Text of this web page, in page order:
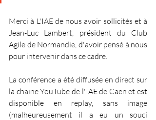
Merci à L'IAE de nous avoir sollicités et à
Jean-Luc Lambert, président du Club
Agile de Normandie, d'avoir pensé à nous
pour intervenir dans ce cadre.
La conférence a été diffusée en direct sur
la chaine YouTube de l'IAE de Caen et est
disponible en replay, sans image
(malheureusement il a eu un souci